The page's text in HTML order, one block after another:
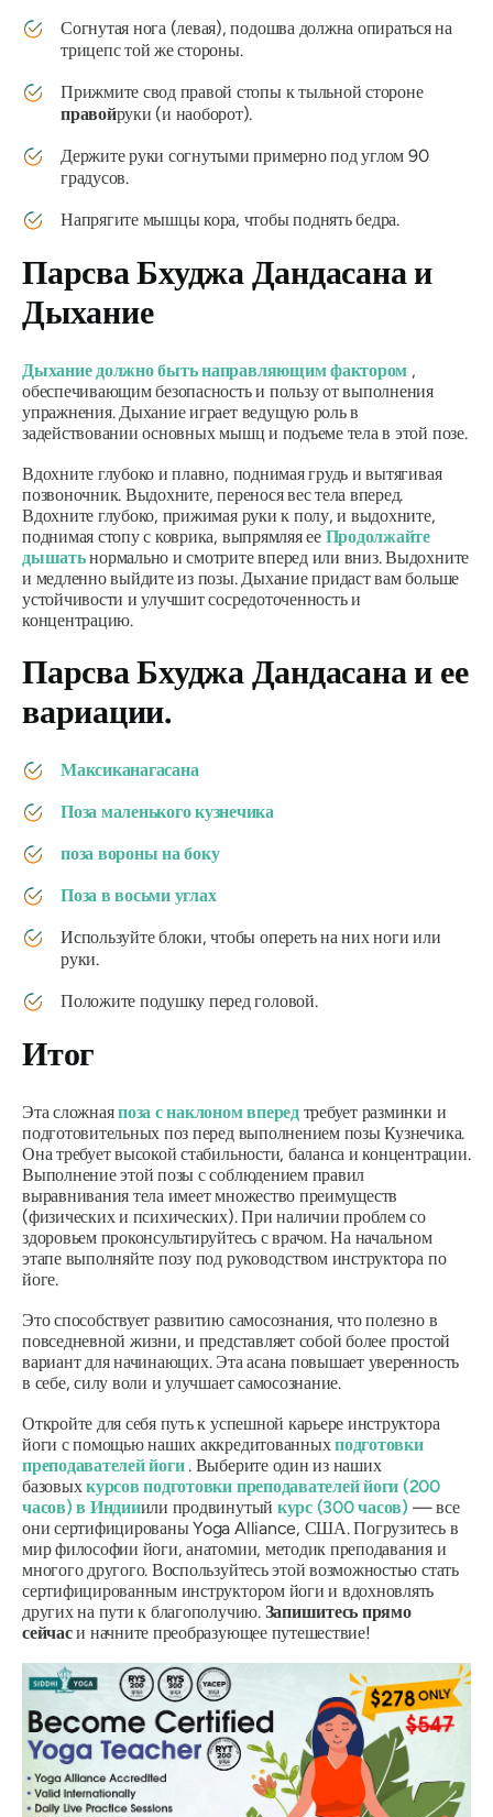
Согнутая нога (левая), подошва должна опираться на
трицепс той же стороны.
Прижмите свод правой стопы к тыльной стороне
правойруки (и наоборот).
Держите руки согнутыми примерно под углом 90
градусов.
Напрягите мышцы кора, чтобы поднять бедра.
Парсва Бхуджа Дандасанаи
Дыхание
Дыхание должно быть направляющим фактором ,
обеспечивающим безопасность и пользу от выполнения
упражнения. Дыхание играет ведущую роль в
задействовании основных мышц и подъеме тела в этой позе.
Вдохните глубоко и плавно, поднимая грудь и вытягивая
позвоночник. Выдохните, перенося вес тела вперед.
Вдохните глубоко, прижимая руки к полу, и выдохните,
поднимая стопу с коврика, выпрямляя ее Продолжайте
дышатьнормально и смотрите вперед или вниз. Выдохните
и медленно выйдите из позы. Дыхание придаст вам больше
устойчивости и улучшит сосредоточенность и
концентрацию.
Парсва Бхуджа Дандасанаи ее
вариации.
Максиканагасана
Поза маленького кузнечика
поза вороны на боку
Поза в восьми углах
Используйте блоки, чтобы опереть на них ноги или
руки.
Положите подушку перед головой.
Итог
Эта сложнаяпоза с наклоном впередтребует разминки и
подготовительных поз перед выполнением позы Кузнечика.
Она требует высокой стабильности, баланса и концентрации.
Выполнение этой позы с соблюдением правил
выравнивания тела имеет множество преимуществ
(физических и психических). При наличии проблем со
здоровьем проконсультируйтесь с врачом. На начальном
этапе выполняйте позу под руководством инструктора по
йоге.
Это способствует развитию самосознания, что полезно в
повседневной жизни, и представляет собой более простой
вариант для начинающих. Эта асана повышает уверенность
в себе, силу воли и улучшает самосознание.
Откройте для себя путь к успешной карьере инструктора
йоги с помощью наших аккредитованныхподготовки
преподавателей йоги. Выберите один из наших
базовыхкурсов подготовки преподавателей йоги (200
часов) в Индииили продвинутый курс (300 часов) — все
они сертифицированы Yoga Alliance, США. Погрузитесь в
мир философии йоги, анатомии, методик преподавания и
многого другого. Воспользуйтесь этой возможностью стать
сертифицированным инструктором йоги и вдохновлять
других на пути к благополучию. Запишитесь прямо
сейчаси начните преобразующее путешествие!